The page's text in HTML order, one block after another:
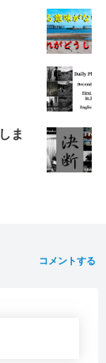
ま
コメントする